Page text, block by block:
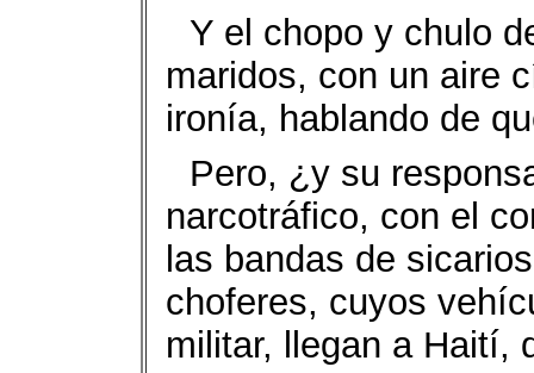
Y el chopo y chulo
maridos, con un aire
ironía, hablando de
Pero, ¿y su
narcotráfico, con el
las bandas de
choferes, cuyos
militar, llegan a Haití,